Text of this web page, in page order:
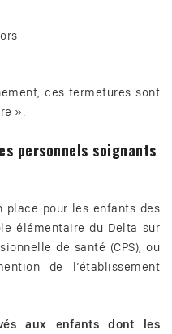
ces fermetures sont
».
personnels soignants
place pour les enfants des
élémentaire du Delta sur
de santé (CPS), ou
de l’établissement
aux enfants dont les